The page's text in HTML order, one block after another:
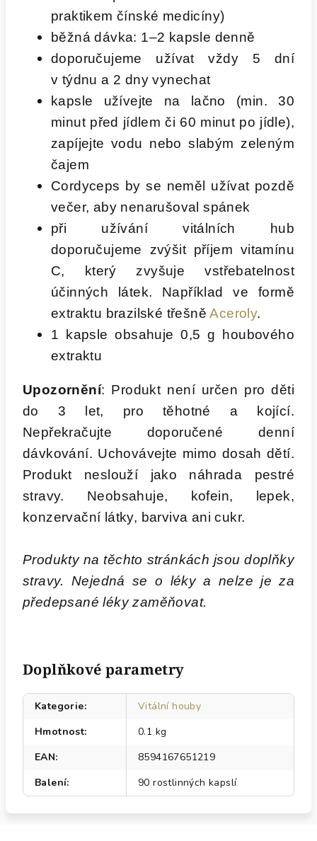
praktikem čínské medicíny)
běžná dávka: 1–2 kapsle denně
doporučujeme užívat vždy 5 dní
v týdnu a 2 dny vynechat
kapsle užívejte na lačno (min. 30
minut před jídlem či 60 minut po jídle),
zapíjejte vodu nebo slabým zeleným
čajem
Cordyceps by se neměl užívat pozdě
večer, aby nenarušoval spánek
při užívání vitálních hub
doporučujeme zvýšit příjem vitamínu
C, který zvyšuje vstřebatelnost
účinných látek. Například ve formě
extraktu brazilské třešněAceroly.
1 kapsle obsahuje 0,5 g houbového
extraktu
Upozornění: Produkt není určen pro děti
do 3 let, pro těhotné a kojící.
Nepřekračujte doporučené denní
dávkování. Uchovávejte mimo dosah dětí.
Produkt neslouží jako náhrada pestré
stravy. Neobsahuje, kofein, lepek,
konzervační látky, barviva ani cukr.
Produkty na těchto stránkách jsou doplňky
stravy. Nejedná se o léky a nelze je za
předepsané léky zaměňovat.
Doplňkové parametry
Kategorie:
Vitální houby
Hmotnost:
0.1 kg
EAN:
8594167651219
Balení: 90 rostlinných kapslí